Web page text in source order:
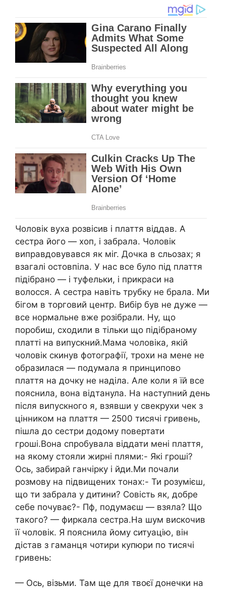
Чоловік вуха розвісив і плаття віддав. А
сестра його — хоп, і забрала. Чоловік
виправдовувався як міг. Дочка в сльозах; я
взагалі остовпіла. У нас все було під плаття
підібрано — і туфельки, і прикраси на
волосся. А сестра навіть трубку не брала. Ми
бігом в торговий центр. Вибір був не дуже —
все нормальне вже розібрали. Ну, що
поробиш, сходили в тільки що підібраному
платті на випускний.Мама чоловіка, якій
чоловік скинув фотографії, трохи на мене не
образилася — подумала я принципово
плаття на дочку не наділа. Але коли я їй все
пояснила, вона відтанула. На наступний день
після випускного я, взявши у свекрухи чек з
цінником на плаття — 2500 тисячі гривень,
пішла до сестри додому повертати
гроші.Вона спробувала віддати мені плаття,
на якому стояли жирні плями:- Які гроші?
Ось, забирай ганчірку і йди.Ми почали
розмову на підвищених тонах:- Ти розумієш,
що ти забрала у дитини? Совість як, добре
себе почуває?- Пф, подумаєш — взяла? Що
такого? — фиркала сестра.На шум вискочив
її чоловік. Я пояснила йому ситуацію, він
дістав з гаманця чотири купюри по тисячі
гривень:
— Ось, візьми. Там ще для твоєї донечки на